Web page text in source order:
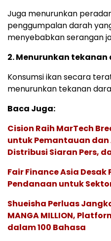
Juga menurunkan
penggumpalan darah
menyebabkan serangan
2. Menurunkan tekanan
Konsumsi ikan secara
menurunkan tekanan
Baca Juga:
Cision Raih MarTech
untuk Pemantauan dan
Distribusi Siaran Pers,
Fair Finance Asia
Pendanaan untuk
Shueisha Perluas
MANGA MILLION,
dalam 100 Bahasa